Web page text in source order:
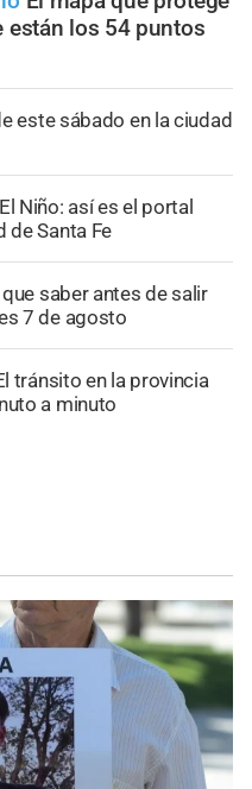
están los 54 puntos
este sábado en la ciudad
Niño: así es el portal
de Santa Fe
saber antes de salir
7 de agosto
tránsito en la provincia
a minuto